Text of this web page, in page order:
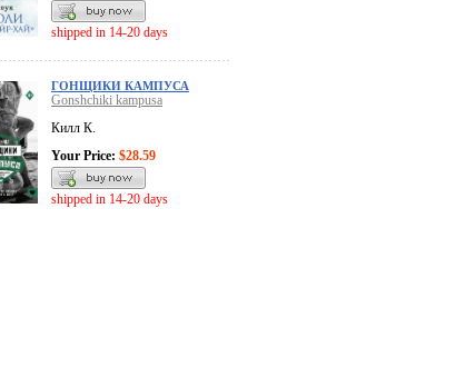
shipped in 14-20 days
ГОНЩИКИ КАМПУСА
Gonshchiki kampusa
Килл К.
Your Price: $28.59
shipped in 14-20 days